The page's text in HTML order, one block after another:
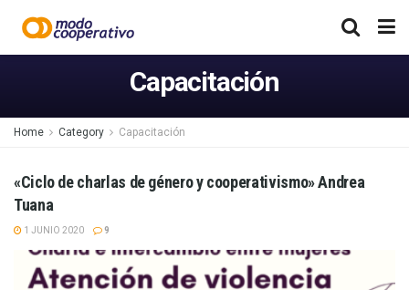
Capacitación
Home Category Capacitación
«Ciclo de charlas de género y cooperativismo» Andrea
Tuana
1 JUNIO 2020 9